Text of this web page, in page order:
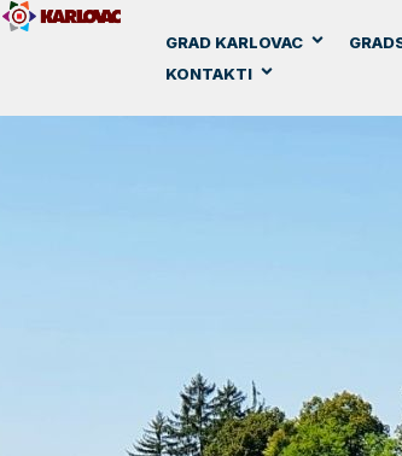
GRAD KARLOVAC
KONTAKTI